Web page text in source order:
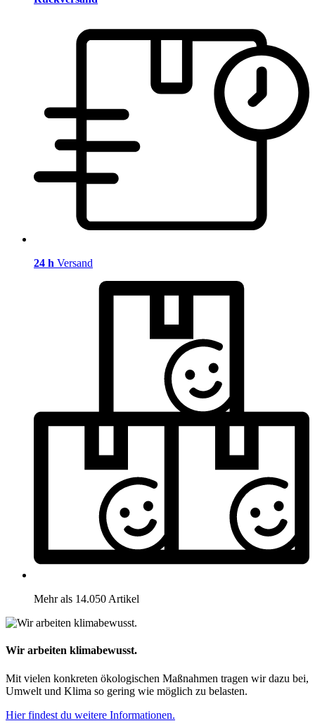
24 h Versand
Mehr als 14.050 Artikel
Wir arbeiten klimabewusst.
Mit vielen konkreten ökologischen Maßnahmen tragen wir dazu bei,
Umwelt und Klima so gering wie möglich zu belasten.
Hier findest du weitere Informationen.